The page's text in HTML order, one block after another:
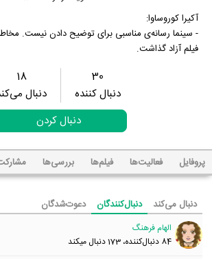
آکیرا کوروساوا:
- سینما رسانه‌ی مناسبی برای توضیح دادن نیست.
فیلم آزاد گذاشت.
30
دنبال کننده
18
دنبال
دنبال کردن
پروفایل فعالیت‌ها فیلم‌ها بررسی‌ها
دنبال می‌کند دنبال‌کنندگان دعوت‌شدگان
الهام فرهنگ
84 دنبال‌کننده، 173 دنبال میکند